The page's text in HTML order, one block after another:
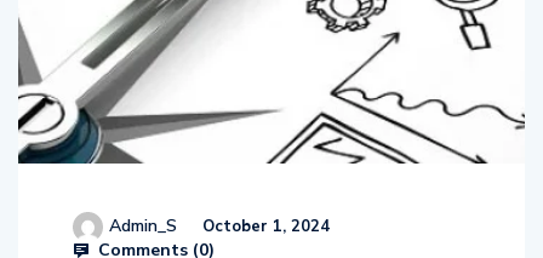
Admin_S October 1, 2024
Comments (0)